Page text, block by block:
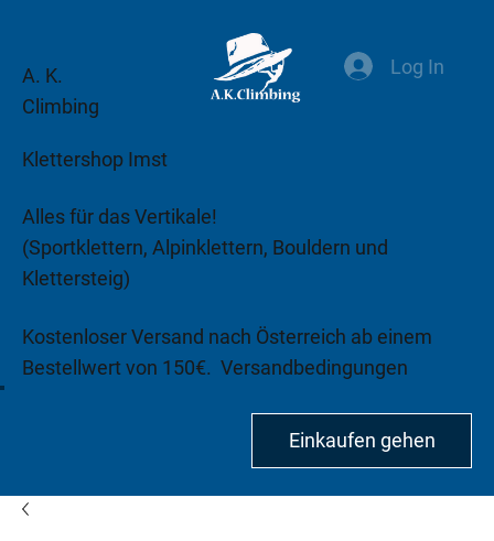
A. K.
Climbing
Klettershop Imst
Alles für das Vertikale!
(Sportklettern, Alpinklettern, Bouldern und
Klettersteig)
Kostenloser Versand nach Österreich ab einem
Bestellwert von 150€. Versandbedingungen
Log In
Einkaufen gehen